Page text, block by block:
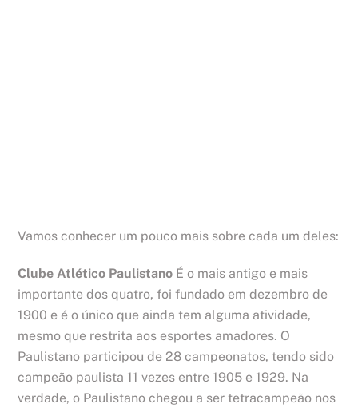
Vamos conhecer um pouco mais sobre cada um deles:
Clube Atlético Paulistano É o mais antigo e mais
importante dos quatro, foi fundado em dezembro de
1900 e é o único que ainda tem alguma atividade,
mesmo que restrita aos esportes amadores. O
Paulistano participou de 28 campeonatos, tendo sido
campeão paulista 11 vezes entre 1905 e 1929. Na
verdade, o Paulistano chegou a ser tetracampeão nos